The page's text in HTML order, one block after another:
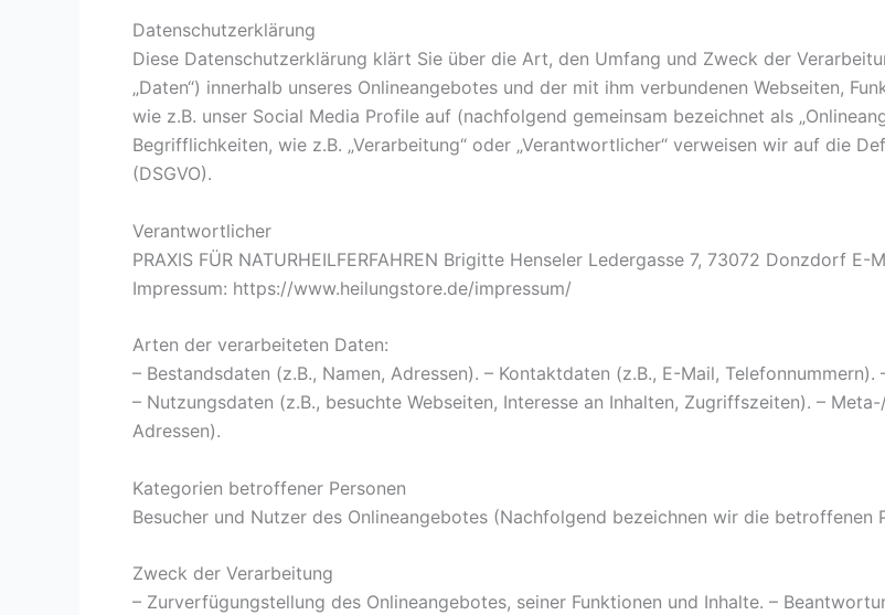
Datenschutzerklärung
Diese Datenschutzerklärung klärt Sie über die Art, den Umfang und Zweck der
„Daten“) innerhalb unseres Onlineangebotes und der mit ihm verbundenen Webseiten,
wie z.B. unser Social Media Profile auf (nachfolgend gemeinsam bezeichnet als
Begrifflichkeiten, wie z.B. „Verarbeitung“ oder „Verantwortlicher“ verweisen wir auf die
(DSGVO).
Verantwortlicher
PRAXIS FÜR NATURHEILFERFAHREN Brigitte Henseler Ledergasse 7, 73072 Donzdorf
Impressum: https://www.heilungstore.de/impressum/
Arten der verarbeiteten Daten:
– Bestandsdaten (z.B., Namen, Adressen). – Kontaktdaten (z.B., E-Mail,
– Nutzungsdaten (z.B., besuchte Webseiten, Interesse an Inhalten, Zugriffszeiten). –
Adressen).
Kategorien betroffener Personen
Besucher und Nutzer des Onlineangebotes (Nachfolgend bezeichnen wir die betroffenen
Zweck der Verarbeitung
– Zurverfügungstellung des Onlineangebotes, seiner Funktionen und Inhalte. –